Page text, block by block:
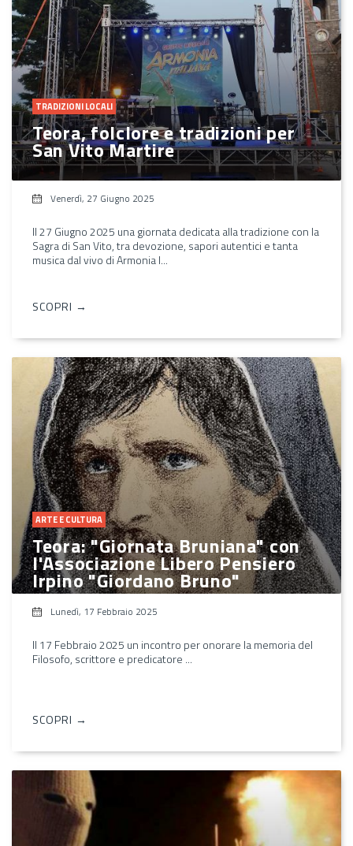
TRADIZIONI LOCALI
Teora, folclore e tradizioni per
San Vito Martire
Venerdì, 27 Giugno 2025
Il 27 Giugno 2025 una giornata dedicata alla tradizione con la
Sagra di San Vito, tra devozione, sapori autentici e tanta
musica dal vivo di Armonia I...
SCOPRI →
ARTE E CULTURA
Teora: "Giornata Bruniana" con
l'Associazione Libero Pensiero
Irpino "Giordano Bruno"
Lunedì, 17 Febbraio 2025
Il 17 Febbraio 2025 un incontro per onorare la memoria del
Filosofo, scrittore e predicatore ...
SCOPRI →